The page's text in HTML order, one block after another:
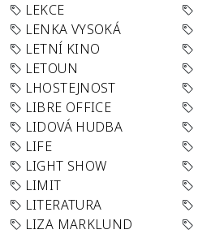
LEKCE
LENKA VYSOKÁ
LETNÍ KINO
LETOUN
LHOSTEJNOST
LIBRE OFFICE
LIDOVÁ HUDBA
LIFE
LIGHT SHOW
LIMIT
LITERATURA
LIZA MARKLUND